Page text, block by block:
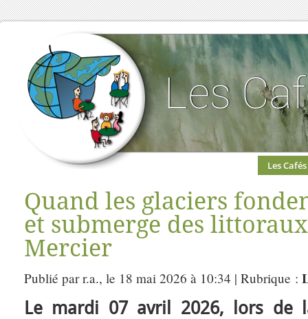
Les Cafés
Quand les glaciers
et submerge des
Mercier
Publié par r.a., le 18 mai 2026 à 10:34 | Rubrique :
Le mardi 07 avril 2026, lors de